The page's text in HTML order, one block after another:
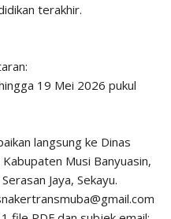
terakhir.
19 Mei 2026 pukul
langsung ke Dinas
Musi Banyuasin,
Jaya, Sekayu.